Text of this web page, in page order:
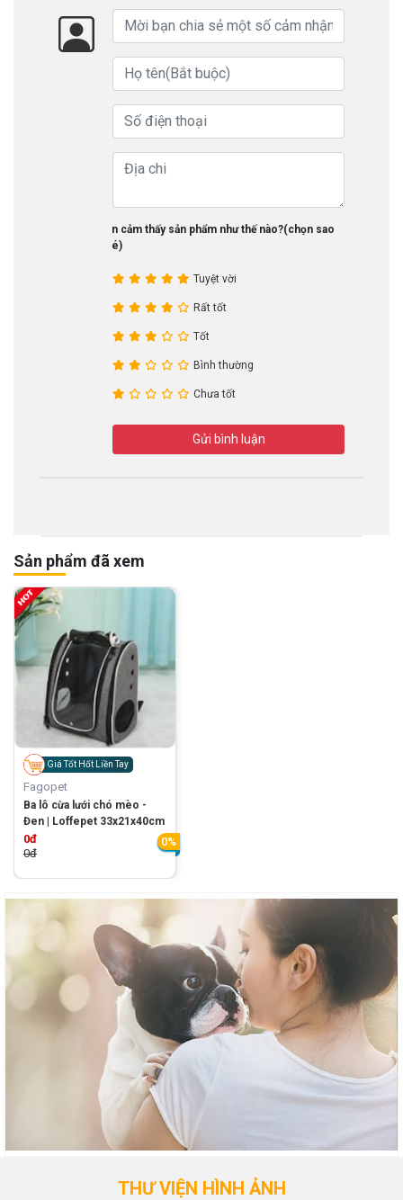
Bạn cảm thấy sản phẩm như thế nào?(chọn sao
nhé)
Tuyệt vời
Rất tốt
Tốt
Bình thường
Chưa tốt
Gửi bình luận
Sản phẩm đã xem
Giá Tốt Hốt Liền Tay
Fagopet
Ba lô cừa lưới chó mèo -
Đen | Loffepet 33x21x40cm
0đ
0đ
0%
THƯ VIỆN HÌNH ẢNH